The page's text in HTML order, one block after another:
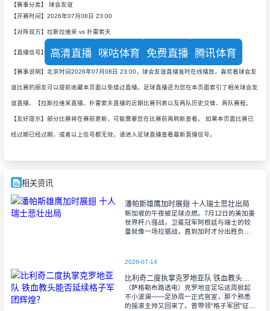
【赛事分类】 球会友谊
【开赛时间】2026年07月08日 23:00
【对阵双方】拉斯拉维采 vs 扑雷索夫
【直播信号】 高清直播 咪咕体育 免费直播 腾讯体育
【赛事说明】北京时间2026年07月08日 23:00，球会友谊直播准时在线播放，喜欢看球会友
谊比赛的朋友可以提前收藏本页面以免错过直播。足球直播还为您在本页面索引了相关球会友
谊直播、【拉斯拉维采直播、扑雷索夫直播的近期比赛列表以及两队历史交锋、两队赛程。
【友好提示】部分比赛将在赛前更新，可能需要您在比赛前再刷新查看。 如果本页面比赛已
经过期已经过期，或者以上信号都无效，请进入足球直播查看最新直播信号。
相关资讯
潘帕斯雄鹰加时展翅 十人瑞士悲壮出局
新加坡的午夜被足球点燃。7月12日的美加墨
世界杯八强战，卫冕冠军阿根廷与瑞士的较
量就像一场拉锯战，直到加时才分出胜负。
2026-07-14
比利奇二度执掌克罗地亚队 铁血教头能否延续格子军团辉煌？
（萨格勒布路透电）克罗地亚足坛这周掀起
不小波澜——足协周一正式官宣，那个熟悉
的摇滚主帅又回来了。曾带领"格子军团"征战